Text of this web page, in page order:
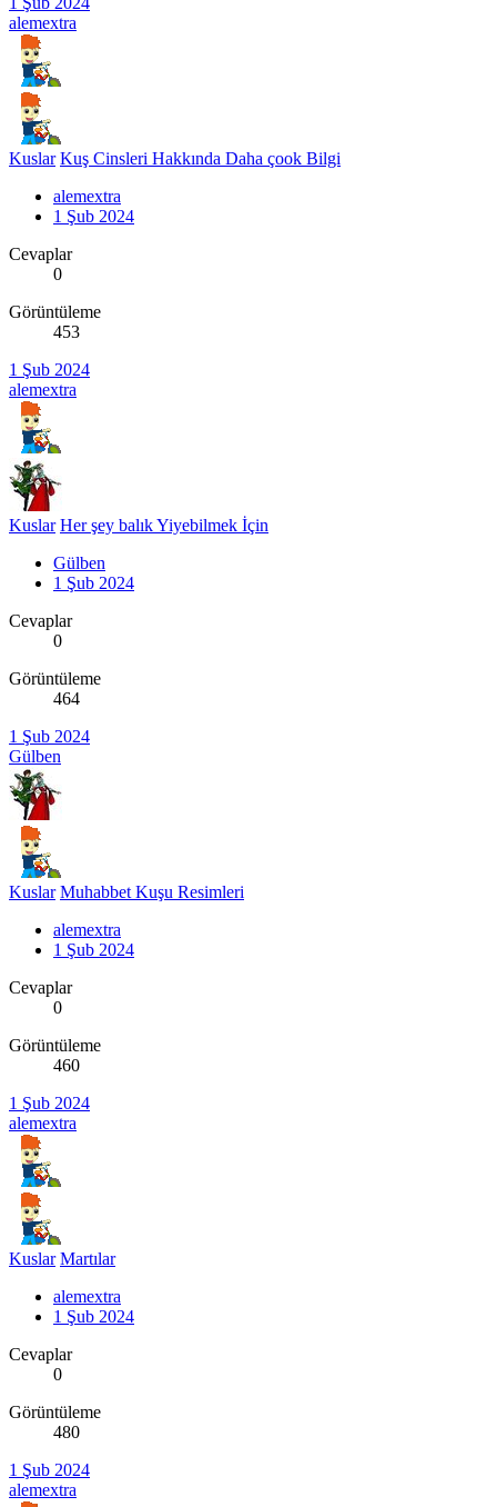
alemextra
Kuslar Kuş Cinsleri Hakkında Daha çook Bilgi
alemextra
1 Şub 2024
Cevaplar
0
Görüntüleme
453
1 Şub 2024
alemextra
Kuslar Her şey balık Yiyebilmek İçin
Gülben
1 Şub 2024
Cevaplar
0
Görüntüleme
464
1 Şub 2024
Gülben
Kuslar Muhabbet Kuşu Resimleri
alemextra
1 Şub 2024
Cevaplar
0
Görüntüleme
460
1 Şub 2024
alemextra
Kuslar Martılar
alemextra
1 Şub 2024
Cevaplar
0
Görüntüleme
480
1 Şub 2024
alemextra